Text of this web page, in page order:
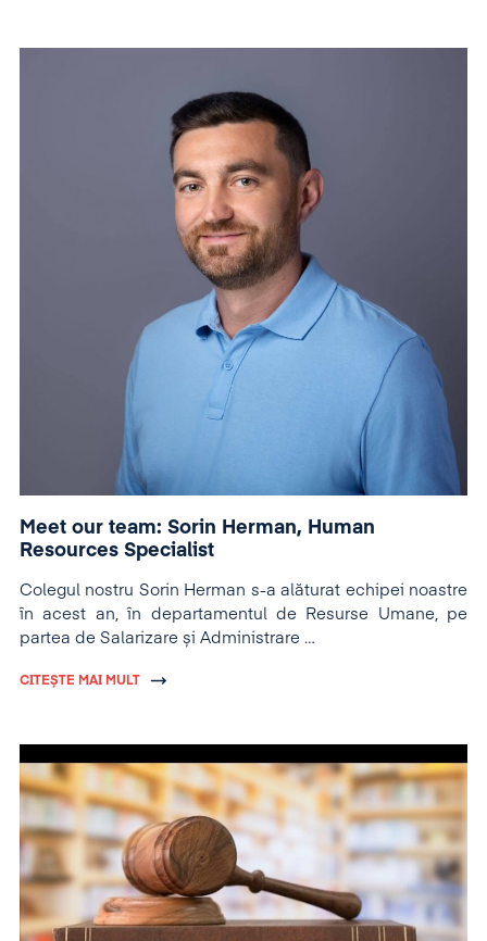
Meet our team: Sorin Herman, Human
Resources Specialist
Colegul nostru Sorin Herman s-a alăturat echipei noastre
în acest an, în departamentul de Resurse Umane, pe
partea de Salarizare și Administrare
CITEȘTE MAI MULT